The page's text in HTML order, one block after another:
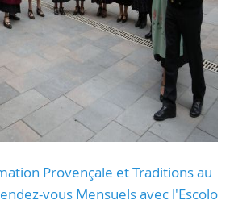
Provençale et Traditions au
vous Mensuels avec l'Escolo